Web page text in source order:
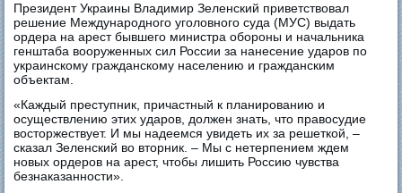
Президент Украины Владимир Зеленский приветствовал
решение Международного уголовного суда (МУС) выдать
ордера на арест бывшего министра обороны и начальника
генштаба вооруженных сил России за нанесение ударов по
украинскому гражданскому населению и гражданским
объектам.
«Каждый преступник, причастный к планированию и
осуществлению этих ударов, должен знать, что правосудие
восторжествует. И мы надеемся увидеть их за решеткой, –
сказал Зеленский во вторник. – Мы с нетерпением ждем
новых ордеров на арест, чтобы лишить Россию чувства
безнаказанности».